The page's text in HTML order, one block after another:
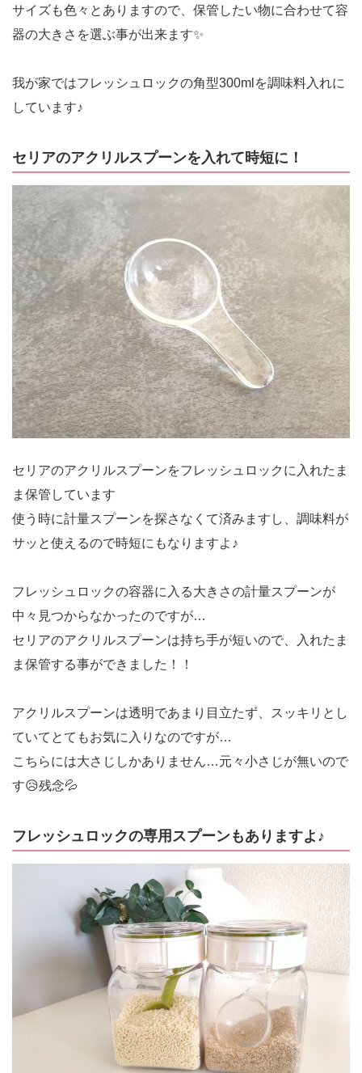
サイズも色々とありますので、保管したい物に合わせて容
器の大きさを選ぶ事が出来ます✨
我が家ではフレッシュロックの角型300mlを調味料入れに
しています♪
セリアのアクリルスプーンを入れて時短に！
セリアのアクリルスプーンをフレッシュロックに入れたま
ま保管しています
使う時に計量スプーンを探さなくて済みますし、調味料が
サッと使えるので時短にもなりますよ♪
フレッシュロックの容器に入る大きさの計量スプーンが
中々見つからなかったのですが…
セリアのアクリルスプーンは持ち手が短いので、入れたま
ま保管する事ができました！！
アクリルスプーンは透明であまり目立たず、スッキリとし
ていてとてもお気に入りなのですが…
こちらには大さじしかありません…元々小さじが無いので
す😥残念💦
フレッシュロックの専用スプーンもありますよ♪